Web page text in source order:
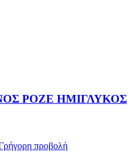
ΡΟΖΕ ΗΜΙΓΛΥΚΟΣ
προβολή